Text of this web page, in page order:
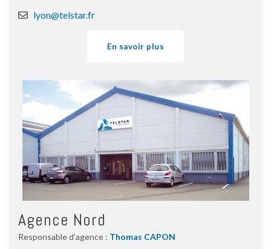
lyon@telstar.fr
En savoir plus
Agence Nord
Responsable d’agence : Thomas CAPON